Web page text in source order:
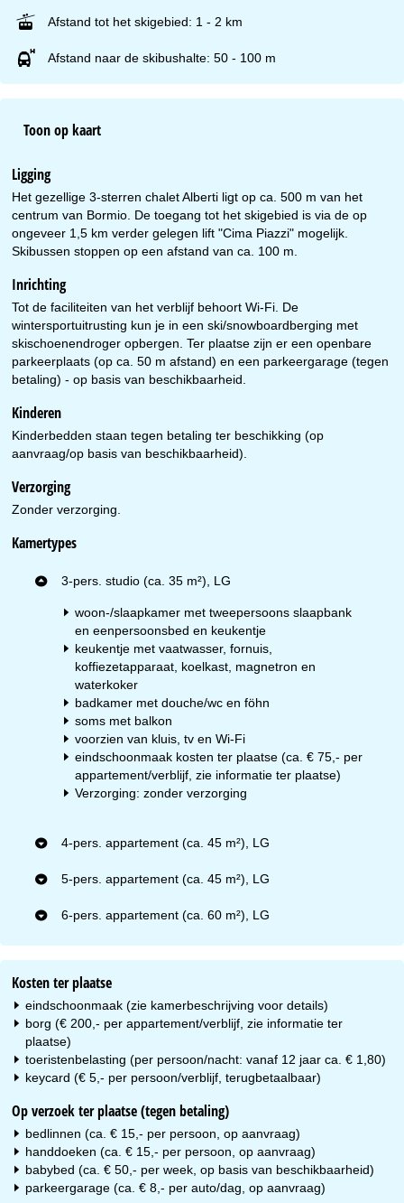
Afstand tot het skigebied: 1 - 2 km
Afstand naar de skibushalte: 50 - 100 m
Toon op kaart
Ligging
Het gezellige 3-sterren chalet Alberti ligt op ca. 500 m van het
centrum van Bormio. De toegang tot het skigebied is via de op
ongeveer 1,5 km verder gelegen lift "Cima Piazzi" mogelijk.
Skibussen stoppen op een afstand van ca. 100 m.
Inrichting
Tot de faciliteiten van het verblijf behoort Wi-Fi. De
wintersportuitrusting kun je in een ski/snowboardberging met
skischoenendroger opbergen. Ter plaatse zijn er een openbare
parkeerplaats (op ca. 50 m afstand) en een parkeergarage (tegen
betaling) - op basis van beschikbaarheid.
Kinderen
Kinderbedden staan tegen betaling ter beschikking (op
aanvraag/op basis van beschikbaarheid).
Verzorging
Zonder verzorging.
Kamertypes
3-pers. studio (ca. 35 m²), LG
woon-/slaapkamer met tweepersoons slaapbank
en eenpersoonsbed en keukentje
keukentje met vaatwasser, fornuis,
koffiezetapparaat, koelkast, magnetron en
waterkoker
badkamer met douche/wc en föhn
soms met balkon
voorzien van kluis, tv en Wi-Fi
eindschoonmaak kosten ter plaatse (ca. € 75,- per
appartement/verblijf, zie informatie ter plaatse)
Verzorging: zonder verzorging
4-pers. appartement (ca. 45 m²), LG
5-pers. appartement (ca. 45 m²), LG
6-pers. appartement (ca. 60 m²), LG
Kosten ter plaatse
eindschoonmaak (zie kamerbeschrijving voor details)
borg (€ 200,- per appartement/verblijf, zie informatie ter
plaatse)
toeristenbelasting (per persoon/nacht: vanaf 12 jaar ca. € 1,80)
keycard (€ 5,- per persoon/verblijf, terugbetaalbaar)
Op verzoek ter plaatse (tegen betaling)
bedlinnen (ca. € 15,- per persoon, op aanvraag)
handdoeken (ca. € 15,- per persoon, op aanvraag)
babybed (ca. € 50,- per week, op basis van beschikbaarheid)
parkeergarage (ca. € 8,- per auto/dag, op aanvraag)